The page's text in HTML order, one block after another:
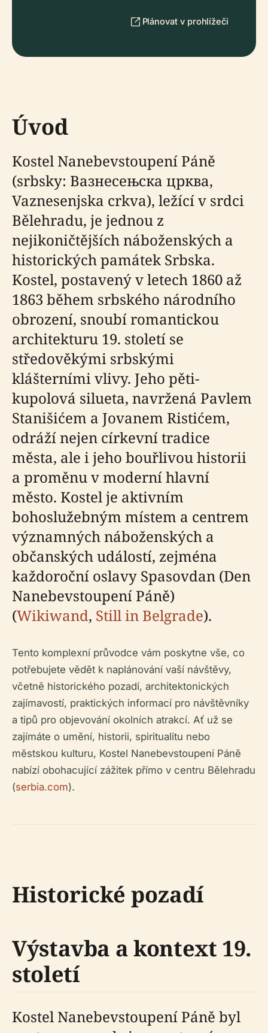
Plánovat v prohlížeči
Úvod
Kostel Nanebevstoupení Páně
(srbsky: Вазнесењска црква,
Vaznesenjska crkva), ležící v srdci
Bělehradu, je jednou z
nejikoničtějších náboženských a
historických památek Srbska.
Kostel, postavený v letech 1860 až
1863 během srbského národního
obrození, snoubí romantickou
architekturu 19. století se
středověkými srbskými
klášterními vlivy. Jeho pěti-
kupolová silueta, navržená Pavlem
Stanišićem a Jovanem Ristićem,
odráží nejen církevní tradice
města, ale i jeho bouřlivou historii
a proměnu v moderní hlavní
město. Kostel je aktivním
bohoslužebným místem a centrem
významných náboženských a
občanských událostí, zejména
každoroční oslavy Spasovdan (Den
Nanebevstoupení Páně)
(Wikiwand, Still in Belgrade).
Tento komplexní průvodce vám poskytne vše, co
potřebujete vědět k naplánování vaší návštěvy,
včetně historického pozadí, architektonických
zajímavostí, praktických informací pro návštěvníky
a tipů pro objevování okolních atrakcí. Ať už se
zajímáte o umění, historii, spiritualitu nebo
městskou kulturu, Kostel Nanebevstoupení Páně
nabízí obohacující zážitek přímo v centru Bělehradu
(serbia.com).
Historické pozadí
Výstavba a kontext 19.
století
Kostel Nanebevstoupení Páně byl